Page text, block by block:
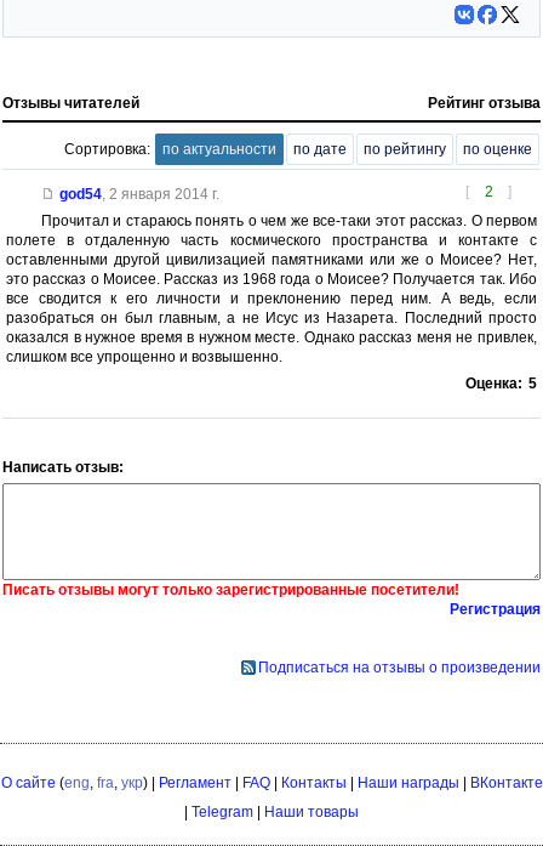
Отзывы читателей Рейтинг отзыва
Сортировка: по актуальности по дате по рейтингу по оценке
[ 2 ]
god54, 2 января 2014 г.
Прочитал и стараюсь понять о чем же все-таки этот рассказ. О первом
полете в отдаленную часть космического пространства и контакте с
оставленными другой цивилизацией памятниками или же о Моисее? Нет,
это рассказ о Моисее. Рассказ из 1968 года о Моисее? Получается так. Ибо
все сводится к его личности и преклонению перед ним. А ведь, если
разобраться он был главным, а не Исус из Назарета. Последний просто
оказался в нужное время в нужном месте. Однако рассказ меня не привлек,
слишком все упрощенно и возвышенно.
Оценка: 5
Написать отзыв:
Писать отзывы могут только зарегистрированные посетители!
Регистрация
Подписаться на отзывы о произведении
О сайте (eng fra укр) | Регламент| FAQ| Контакты | Наши награды | ВКонтакте
| Telegram | Наши товары